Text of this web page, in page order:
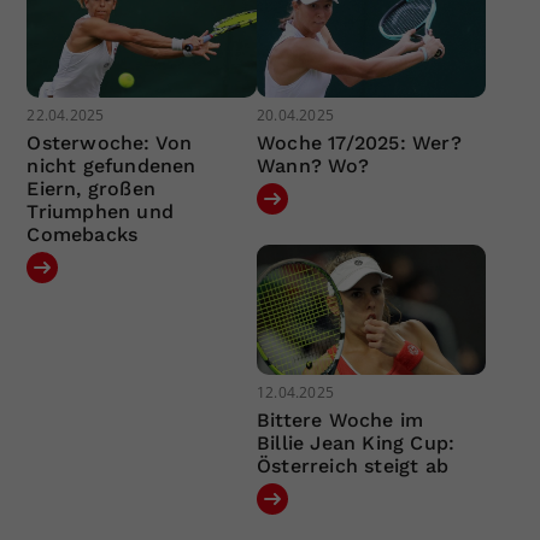
22.04.2025
Osterwoche: Von
nicht gefundenen
Eiern, großen
Triumphen und
Comebacks
20.04.2025
Woche 17/2025: Wer?
Wann? Wo?
12.04.2025
Bittere Woche im
Billie Jean King Cup:
Österreich steigt ab